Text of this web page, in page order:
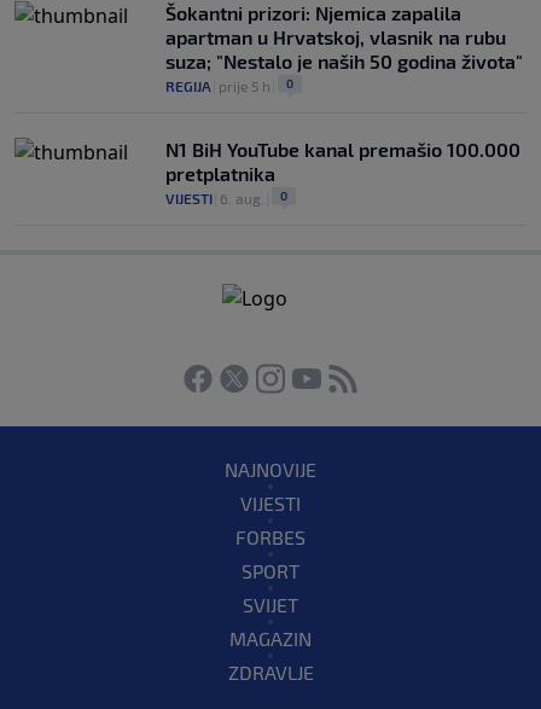
Šokantni prizori: Njemica zapalila
apartman u Hrvatskoj, vlasnik na rubu
suza; "Nestalo je naših 50 godina života"
REGIJA prije 5 h 0
N1 BiH YouTube kanal premašio 100.000
pretplatnika
VIJESTI 6. aug. 0
NAJNOVIJE
VIJESTI
FORBES
SPORT
SVIJET
MAGAZIN
ZDRAVLJE